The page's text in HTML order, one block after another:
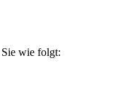
Sie wie folgt: